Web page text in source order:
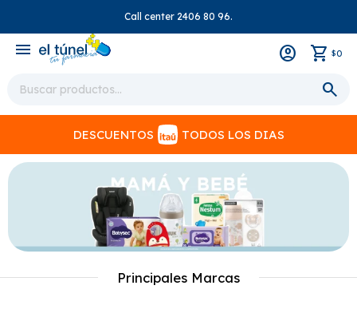
Call center 2406 80 96.
menu $0
DESCUENTOS TODOS LOS DIAS
Principales Marcas
close